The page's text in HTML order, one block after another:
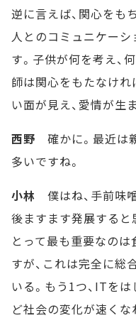
逆に言えば、関心をも
人とのコミュニケー
す。子供が何を考え、
師は関心をもたなけれ
い面が見え、愛情が生
西野 確かに。最近は
多いですね。
小林 僕はね、手前味
後ますます発展すると
とって最も重要なの
すが、これは完全に総
いる。もう1つ、ITを
ど社会の変化が速く